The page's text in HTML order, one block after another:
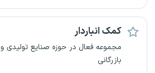
کمک انباردار
مجموعه فعال در حوزه صنایع تولیدی و
بازرگانی